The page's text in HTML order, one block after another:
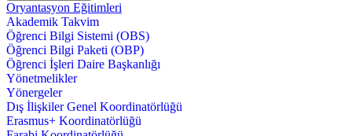
Oryantasyon Eğitimleri
Akademik Takvim
Öğrenci Bilgi Sistemi (OBS)
Öğrenci Bilgi Paketi (OBP)
Öğrenci İşleri Daire Başkanlığı
Yönetmelikler
Yönergeler
Dış İlişkiler Genel Koordinatörlüğü
Erasmus+ Koordinatörlüğü